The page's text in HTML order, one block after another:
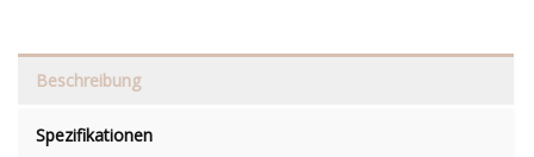
Beschreibung
Spezifikationen